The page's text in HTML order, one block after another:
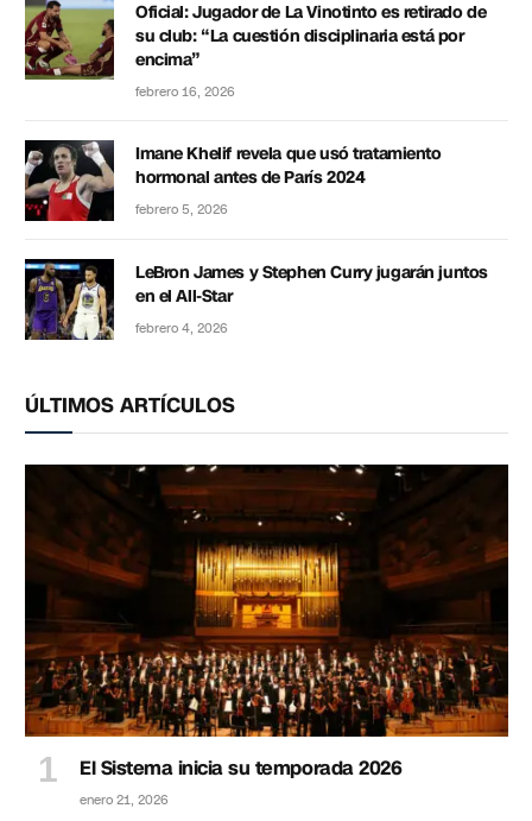
Oficial: Jugador de La Vinotinto es retirado de
su club: “La cuestión disciplinaria está por
encima”
febrero 16, 2026
Imane Khelif revela que usó tratamiento
hormonal antes de París 2024
febrero 5, 2026
LeBron James y Stephen Curry jugarán juntos
en el All-Star
febrero 4, 2026
ÚLTIMOS ARTÍCULOS
El Sistema inicia su temporada 2026
enero 21, 2026